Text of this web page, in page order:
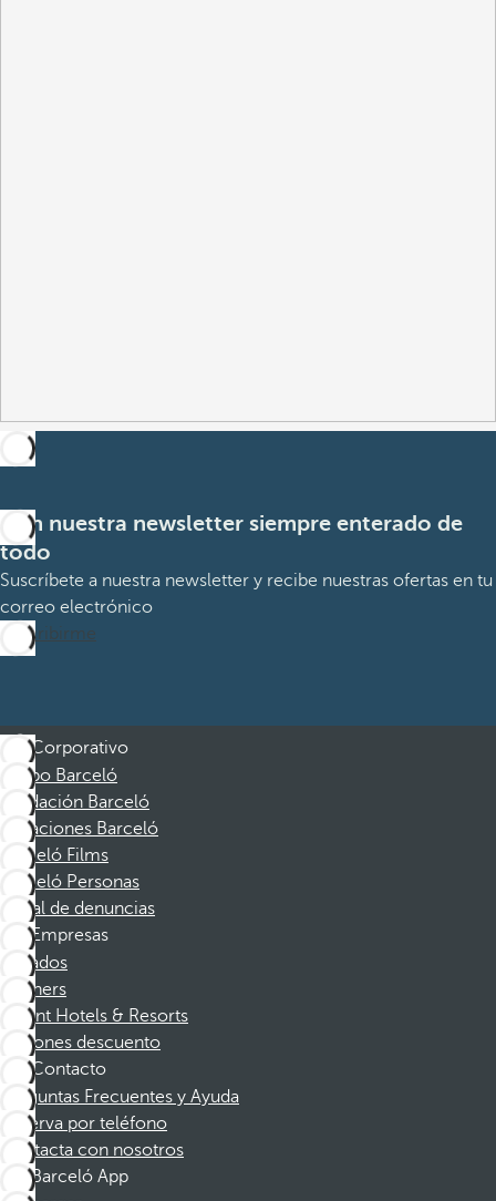
Con nuestra newsletter siempre enterado de
todo
Suscríbete a nuestra newsletter y recibe nuestras ofertas en tu
correo electrónico
Suscribirme
Corporativo
Grupo Barceló
Fundación Barceló
Vacaciones Barceló
Barceló Films
Barceló Personas
Canal de denuncias
Empresas
Afiliados
Partners
Dorint Hotels & Resorts
Cupones descuento
Contacto
Preguntas Frecuentes y Ayuda
Reserva por teléfono
Contacta con nosotros
Barceló App